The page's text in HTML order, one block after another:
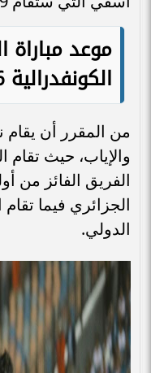
موعد
الكونفدرالية 2026
من المقرر أن يقام
والإياب، حيث تقام
الفريق الفائز من
الجزائري فيما
الدولي.